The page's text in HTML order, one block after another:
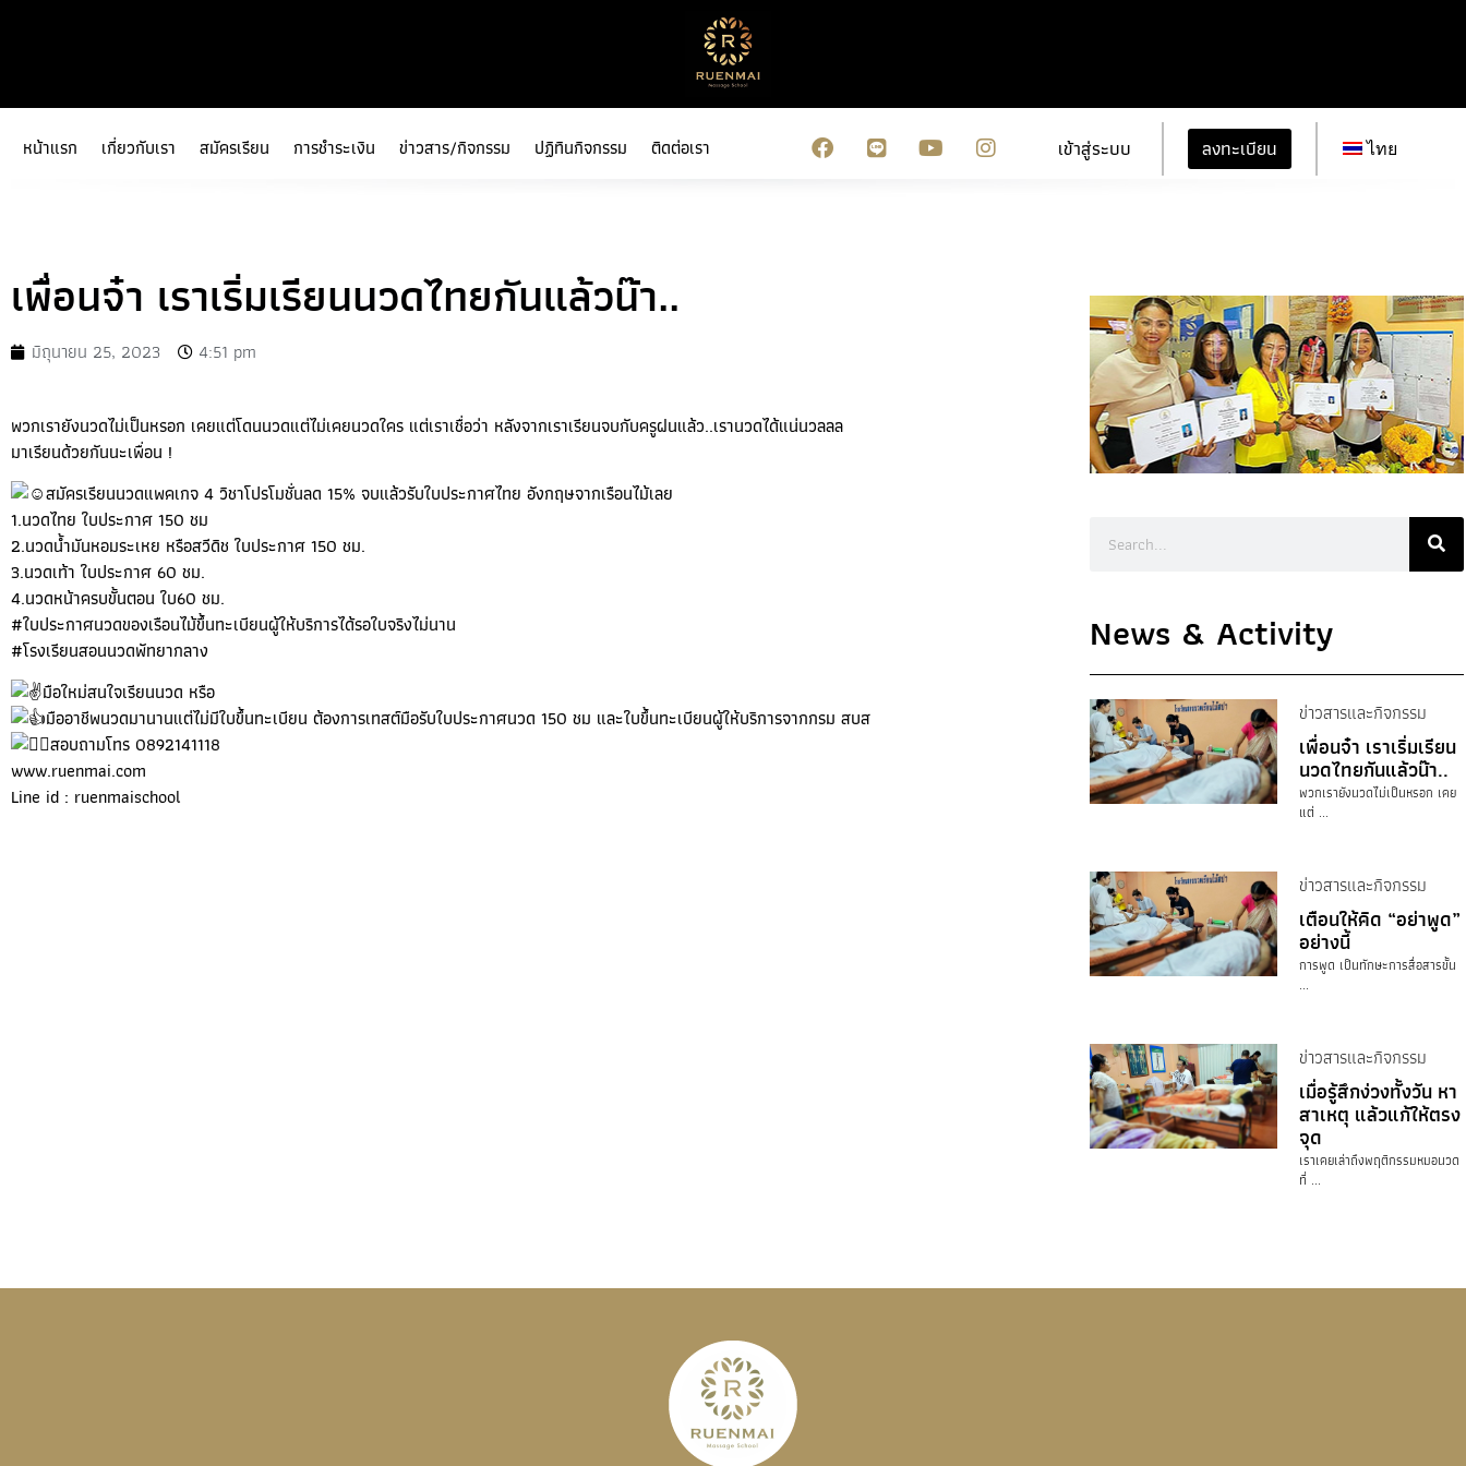
หน้าแรก เกี่ยวกับเรา สมัครเรียน การชำระเงิน ข่าวสาร/กิจกรรม ปฏิทินกิจกรรม ติดต่อเรา เข้าสู่ระบบ ลงทะเบียน ไทย
เพื่อนจ๋า เราเริ่มเรียนนวดไทยกันแล้วน๊า..
มิถุนายน 25, 2023 4:51 pm
พวกเรายังนวดไม่เป็นหรอก เคยแต่โดนนวดแต่ไม่เคยนวดใคร แต่เราเชื่อว่า หลังจากเราเรียนจบกับครูฝนแล้ว..เรานวดได้แน่นวลลล
มาเรียนด้วยกันนะเพื่อน !
สมัครเรียนนวดแพคเกจ 4 วิชาโปรโมชั่นลด 15% จบแล้วรับใบประกาศไทย อังกฤษจากเรือนไม้เลย
1.นวดไทย ใบประกาศ 150 ชม
2.นวดน้ำมันหอมระเหย หรือสวีดิช ใบประกาศ 150 ชม.
3.นวดเท้า ใบประกาศ 60 ชม.
4.นวดหน้าครบขั้นตอน ใบ60 ชม.
#ใบประกาศนวดของเรือนไม้ขึ้นทะเบียนผู้ให้บริการได้รอใบจริงไม่นาน
#โรงเรียนสอนนวดพัทยากลาง
มือใหม่สนใจเรียนนวด หรือ
มืออาชีพนวดมานานแต่ไม่มีใบขึ้นทะเบียน ต้องการเทสต์มือรับใบประกาศนวด 150 ชม และใบขึ้นทะเบียนผู้ให้บริการจากกรม สบส
สอบถามโทร 0892141118
www.ruenmai.com
Line id : ruenmaischool
News & Activity
ข่าวสารและกิจกรรม
เพื่อนจ๋า เราเริ่มเรียน
นวดไทยกันแล้วน๊า..
พวกเรายังนวดไม่เป็นหรอก เคย
แต่ ...
ข่าวสารและกิจกรรม
เตือนให้คิด “อย่าพูด”
อย่างนี้
การพูด เป็นทักษะการสื่อสารขั้น
...
ข่าวสารและกิจกรรม
เมื่อรู้สึกง่วงทั้งวัน หา
สาเหตุ แล้วแก้ให้ตรง
จุด
เราเคยเล่าถึงพฤติกรรมหมอนวด
ที่ ...